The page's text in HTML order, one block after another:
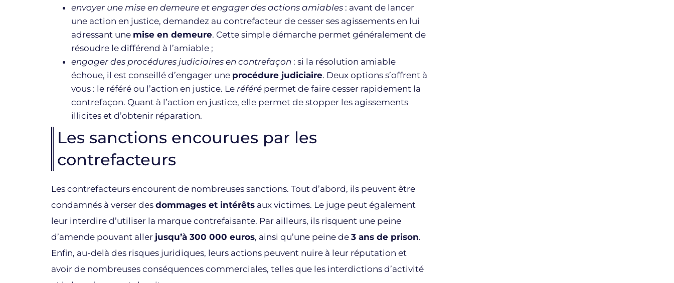
envoyer une mise en demeure et engager des actions amiables : avant de lancer
une action en justice, demandez au contrefacteur de cesser ses agissements en lui
adressant une mise en demeure. Cette simple démarche permet généralement de
résoudre le différend à l’amiable ;
engager des procédures judiciaires en contrefaçon : si la résolution amiable
échoue, il est conseillé d’engager une procédure judiciaire. Deux options s’offrent à
vous : le référé ou l’action en justice. Le référé permet de faire cesser rapidement la
contrefaçon. Quant à l’action en justice, elle permet de stopper les agissements
illicites et d’obtenir réparation.
Les sanctions encourues par les
contrefacteurs
Les contrefacteurs encourent de nombreuses sanctions. Tout d’abord, ils peuvent être
condamnés à verser des dommages et intérêts aux victimes. Le juge peut également
leur interdire d’utiliser la marque contrefaisante. Par ailleurs, ils risquent une peine
d’amende pouvant aller jusqu’à 300 000 euros, ainsi qu’une peine de 3 ans de prison.
Enfin, au-delà des risques juridiques, leurs actions peuvent nuire à leur réputation et
avoir de nombreuses conséquences commerciales, telles que les interdictions d’activité